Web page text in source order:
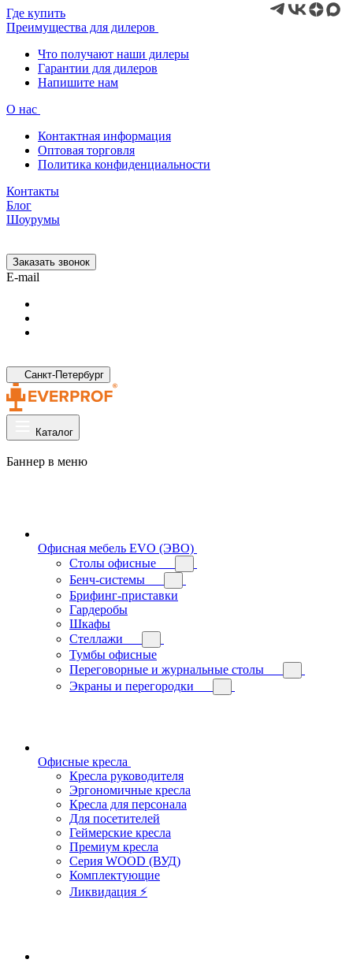
Где купить
Преимущества для дилеров
Что получают наши дилеры
Гарантии для дилеров
Напишите нам
О нас
Контактная информация
Оптовая торговля
Политика конфиденциальности
Контакты
Блог
Шоурумы
Заказать звонок
E-mail
Санкт-Петербург
Каталог
Баннер в меню
Офисная мебель EVO (ЭВО)
Cтолы офисные
Бенч-системы
Брифинг-приставки
Гардеробы
Шкафы
Стеллажи
Тумбы офисные
Переговорные и журнальные столы
Экраны и перегородки
Офисные кресла
Кресла руководителя
Эргономичные кресла
Кресла для персонала
Для посетителей
Геймерские кресла
Премиум кресла
Серия WOOD (ВУД)
Комплектующие
Ликвидация ⚡